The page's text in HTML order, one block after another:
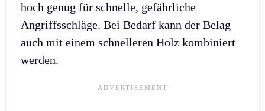
hoch genug für schnelle, gefährliche
Angriffsschläge. Bei Bedarf kann der Belag
auch mit einem schnelleren Holz kombiniert
werden.